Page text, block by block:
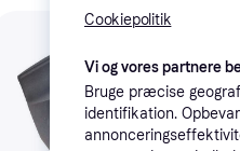
Cookiepolitik
Vi og vores partnere
Bruge præcise
identifikation.